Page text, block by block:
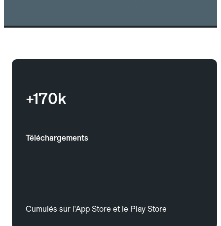
+170k
Téléchargements
Cumulés sur l'App Store et le Play Store